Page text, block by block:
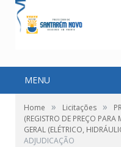
MENU
Home » Licitações »
(REGISTRO DE PREÇO
GERAL (ELÉTRICO,
ADJUDICAÇÃO